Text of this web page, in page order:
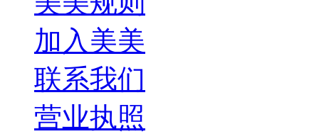
加入美美
联系我们
营业执照